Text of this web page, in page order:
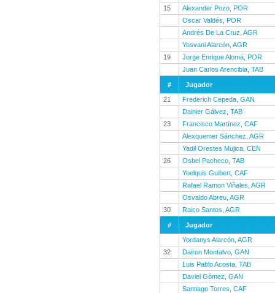
15
Alexander Pozo POR
Oscar Valdés
POR
Andrés De La Cruz AGR
Yosvani Alarcón AGR
19
Jorge Enrique Alomá POR
Juan Carlos Arencibia TAB
#
Jugador
21
Frederich Cepeda GAN
Dainier Gálvez TAB
23
Francisco Martínez CAF
Alexquemer Sánchez AGR
Yadil Orestes Mujica CEN
26
Osbel Pacheco TAB
Yoelquis Guibert CAF
Rafael Ramon Viñales AGR
Osvaldo Abreu AGR
30
Raico Santos AGR
#
Jugador
Yordanys Alarcón AGR
32
Dairon Montalvo GAN
Luis Pablo Acosta TAB
Daviel Gómez GAN
Santiago Torres CAF